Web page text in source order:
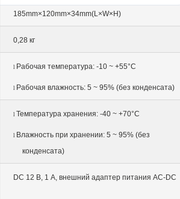
185mm×120mm×34mm(L×W×H)
0,28 кг
l Рабочая температура: -10 ~ +55°C
l Рабочая влажность: 5 ~ 95% (без конденсата)
l Температура хранения: -40 ~ +70°C
l Влажность при хранении: 5 ~ 95% (без
конденсата)
DC 12 В, 1 А, внешний адаптер питания AC-DC